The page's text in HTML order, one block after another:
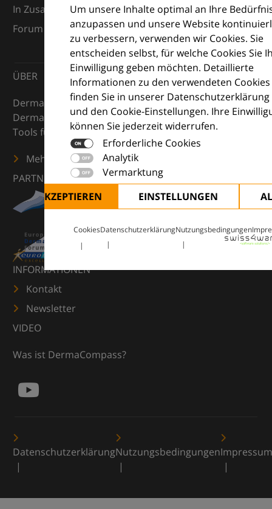
Um unsere Inhalte optimal an Ihre
anzupassen und unsere Website
zu verbessern, verwenden wir Cookies. Sie
entscheiden selbst, für welche Cookies Sie
Einwilligung geben möchten. Detaillierte
Informationen zu den verwendeten Cookies
finden Sie in unserer Datenschutzerklärung
und den Cookie-Einstellungen. Ihre
können Sie jederzeit widerrufen.
Erforderliche Cookies
Analytik
Vermarktung
ALLE AKZEPTIEREN
EINSTELLUNGEN
CookiesDatenschutzerklärungNutzungsbedingungen
In Zusammenarbeit mit dem European Dermatology
Forum (EDF) und Euroderm Excellence
ÜBER
DermaCompass ist Ihr digitaler Kompass für die
Dermatologie – mit Wissen, Bildern und praktischen
Tools für den klinischen Alltag.
Mehr erfahren
PARTNER
INFORMATIONEN
Kontakt
Newsletter
VIDEO
Was ist DermaCompass?
DatenschutzerklärungNutzungsbedingungenImpressum